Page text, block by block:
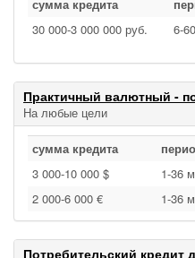
сумма кредита
30 000‑3 000 000 руб.
Практичный валютный -
На любые цели
сумма кредита
3 000‑10 000 $
1‑36
2 000‑6 000 €
1‑36
Потребительский кредит